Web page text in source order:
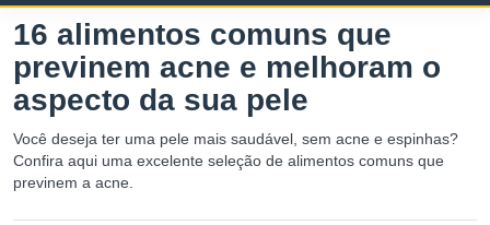
16 alimentos comuns que
previnem acne e melhoram o
aspecto da sua pele
Você deseja ter uma pele mais saudável, sem acne e espinhas?
Confira aqui uma excelente seleção de alimentos comuns que
previnem a acne.